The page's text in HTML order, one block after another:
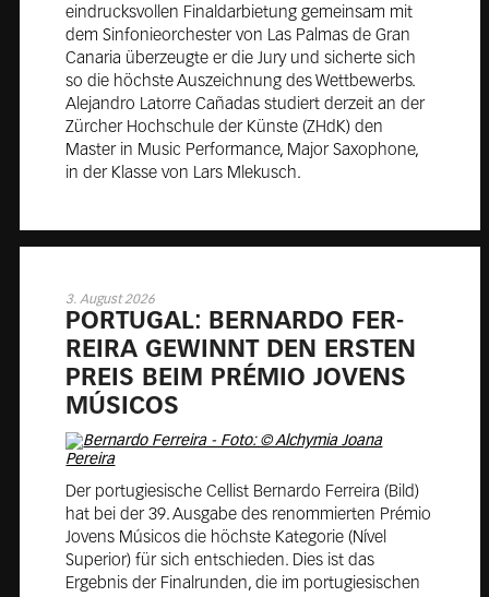
eindrucksvollen Finaldarbietung gemeinsam mit
dem Sinfonieorchester von Las Palmas de Gran
Canaria überzeugte er die Jury und sicherte sich
so die höchste Auszeichnung des Wettbewerbs.
Alejandro Latorre Cañadas studiert derzeit an der
Zürcher Hochschule der Künste (ZHdK) den
Master in Music Performance, Major Saxophone,
in der Klasse von Lars Mlekusch.
3. August 2026
POR­TU­GAL: BER­NAR­DO FER­
REI­RA GE­WINNT DEN ERS­TEN
PREIS BEIM PRÉ­MIO JO­VENS
MÚ­SI­COS
Der portugiesische Cellist Bernardo Ferreira (Bild)
hat bei der 39. Ausgabe des renommierten Prémio
Jovens Músicos die höchste Kategorie (Nível
Superior) für sich entschieden. Dies ist das
Ergebnis der Finalrunden, die im portugiesischen